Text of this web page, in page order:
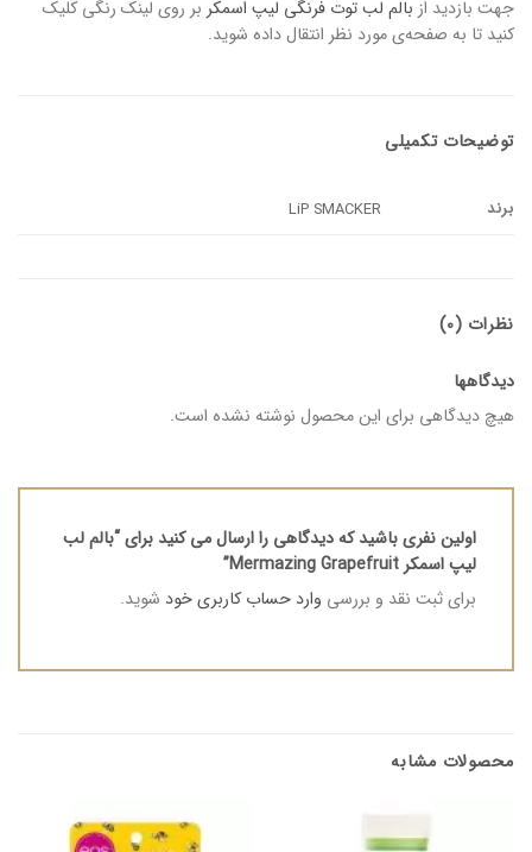
جهت بازدید از بالم لب توت فرنگی لیپ اسمکر بر روی لینک رنگی کلیک
کنید تا به صفحه‌ی مورد نظر انتقال داده شوید.
توضیحات تکمیلی
برند LiP SMACKER
نظرات (0)
دیدگاهها
هیچ دیدگاهی برای این محصول نوشته نشده است.
اولین نفری باشید که دیدگاهی را ارسال می کنید برای “بالم لب
لیپ اسمکر Mermazing Grapefruit”
برای ثبت نقد و بررسی وارد حساب کاربری خود شوید.
محصولات مشابه